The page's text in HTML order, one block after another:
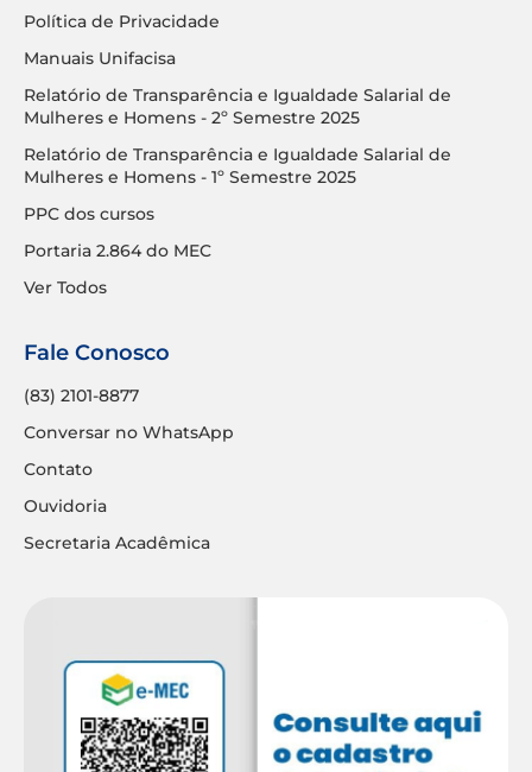
Política de Privacidade
Manuais Unifacisa
Relatório de Transparência e Igualdade Salarial de
Mulheres e Homens - 2º Semestre 2025
Relatório de Transparência e Igualdade Salarial de
Mulheres e Homens - 1º Semestre 2025
PPC dos cursos
Portaria 2.864 do MEC
Ver Todos
Fale Conosco
(83) 2101-8877
Conversar no WhatsApp
Contato
Ouvidoria
Secretaria Acadêmica